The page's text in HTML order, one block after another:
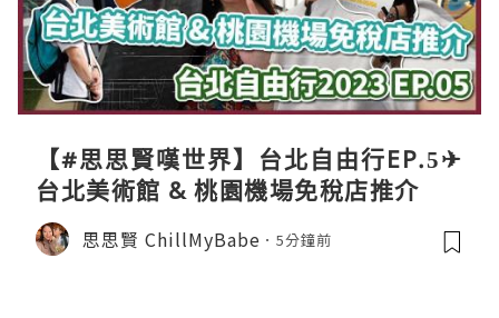
【#思思賢嘆世界】台北自由行EP.5✈
台北美術館 & 桃園機場免稅店推介
思思賢 ChillMyBabe 5分鐘前